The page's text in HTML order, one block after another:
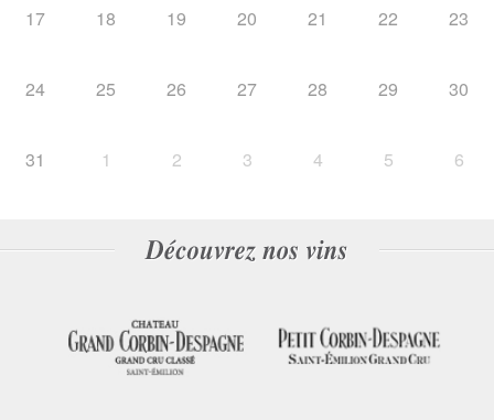
17 18 19 20 21 22 23
24 25 26 27 28 29 30
31 1 2 3 4 5 6